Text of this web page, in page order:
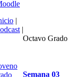
|
|
Octavo Grado
Semana 03